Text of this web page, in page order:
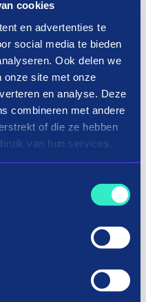
cookies
en advertenties te
social media te bieden
Ook delen we
onze site met onze
en analyse. Deze
combineren met andere
of die ze hebben
van hun services.
kopen?
van
betaalt, kun je er bij
betalen. Hoe
van bovenstaande
uitkiezen die
voert dan een
de videocamera direct
waarbij je binnen 30
van in3 ontvangt. Jij